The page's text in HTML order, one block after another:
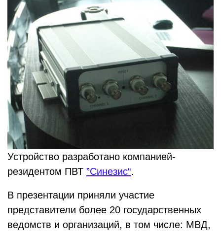
Устройство разработано компанией-
резидентом ПВТ ”Синезис“.
В презентации приняли участие
представители более 20 государственных
ведомств и организаций, в том числе: МВД,